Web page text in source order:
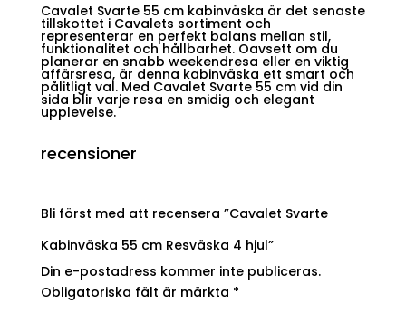
Cavalet Svarte 55 cm kabinväska är det senaste
tillskottet i Cavalets sortiment och
representerar en perfekt balans mellan stil,
funktionalitet och hållbarhet. Oavsett om du
planerar en snabb weekendresa eller en viktig
affärsresa, är denna kabinväska ett smart och
pålitligt val. Med Cavalet Svarte 55 cm vid din
sida blir varje resa en smidig och elegant
upplevelse.
recensioner
Bli först med att recensera ”Cavalet Svarte
Kabinväska 55 cm Resväska 4 hjul”
Din e-postadress kommer inte publiceras.
Obligatoriska fält är märkta *